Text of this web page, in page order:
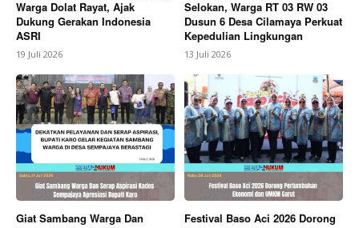
Berita Lainnya Kasus Manipulasi Data Bantuan
Pangan Desa Sukra Resmi Di Laporkan DPD IWOI
Indramayu Dan LSM Penjara Indonesia ke Inspektorat
Warga Dolat Rayat, Ajak
Dukung Gerakan Indonesia
ASRI
19 Juli 2026
Selokan, Warga RT 03 RW 03
Dusun 6 Desa Cilamaya Perkuat
Kepedulian Lingkungan
13 Juli 2026
Giat Sambang Warga Dan
Festival Baso Aci 2026 Dorong